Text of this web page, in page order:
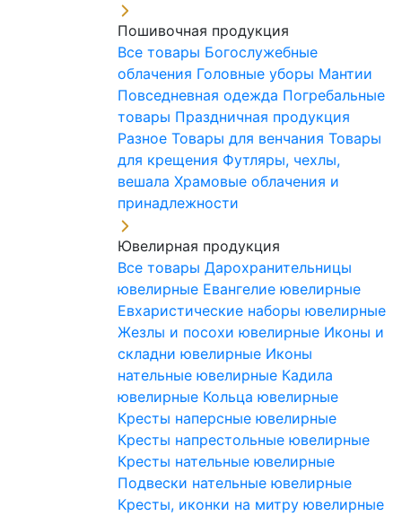
Пошивочная продукция
Все товары Богослужебные
облачения Головные уборы Мантии
Повседневная одежда Погребальные
товары Праздничная продукция
Разное Товары для венчания Товары
для крещения Футляры, чехлы,
вешала Храмовые облачения и
принадлежности
Ювелирная продукция
Все товары Дарохранительницы
ювелирные Евангелие ювелирные
Евхаристические наборы ювелирные
Жезлы и посохи ювелирные Иконы и
складни ювелирные Иконы
нательные ювелирные Кадила
ювелирные Кольца ювелирные
Кресты наперсные ювелирные
Кресты напрестольные ювелирные
Кресты нательные ювелирные
Подвески нательные ювелирные
Кресты, иконки на митру ювелирные